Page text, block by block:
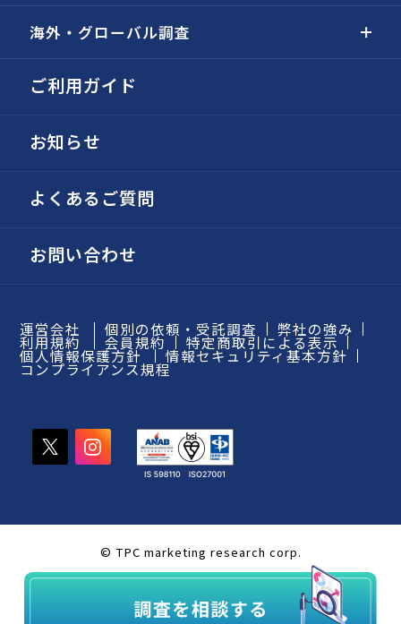
海外・グローバル調査
ご利用ガイド
お知らせ
よくあるご質問
お問い合わせ
運営会社 個別の依頼・受託調査 弊社の強み
利用規約 会員規約 特定商取引による表示
個人情報保護方針 情報セキュリティ基本方針
コンプライアンス規程
© TPC marketing research corp.